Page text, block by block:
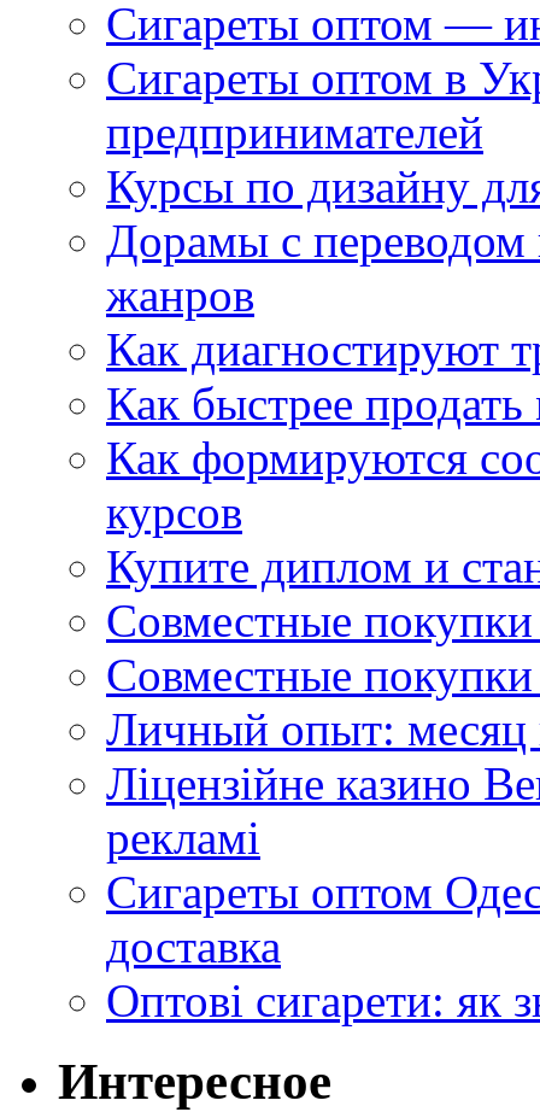
Сигареты оптом —
Сигареты оптом в
предпринимателей
Курсы по дизайну
Дорамы с переводом
жанров
Как диагностируют
Как быстрее
Как формируются
курсов
Купите диплом и
Совместные
Совместные покупки
Личный опыт: месяц
Ліцензійне казино
рекламі
Сигареты оптом
доставка
Оптові сигарети: як
Интересное